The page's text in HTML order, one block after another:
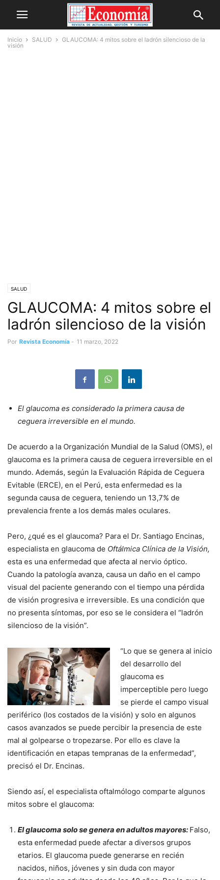
Inicio SALUD
GLAUCOMA: 4 mitos sobre el ladrón silencioso de la
visión
SALUD
GLAUCOMA: 4 mitos sobre el
ladrón silencioso de la visión
Por Revista Economía - 11 marzo, 2022
El glaucoma es considerado la primera causa de
ceguera irreversible en el mundo.
De acuerdo a la Organización Mundial de la Salud (OMS), el
glaucoma es la primera causa de ceguera irreversible en el
mundo. Además, según la Evaluación Rápida de Ceguera
Evitable (ERCE), en el Perú, esta enfermedad es la
segunda causa de ceguera, teniendo un 13,7% de
prevalencia frente a los demás males oculares.
Pero, ¿qué es el glaucoma? Para el Dr. Santiago Encinas,
especialista en glaucoma de Oftálmica Clínica de la Visión,
esta es una enfermedad que afecta al nervio óptico.
Cuando la patología avanza, causa un daño en el campo
visual del paciente generando con el tiempo una pérdida
de visión progresiva e irreversible. Es una condición que
no presenta síntomas, por eso se le considera el “ladrón
silencioso de la visión”.
“Lo que se genera al inicio
del desarrollo del
glaucoma es
imperceptible pero luego
se pierde el campo visual
periférico (los costados de la visión) y solo en algunos
casos avanzados se puede percibir la presencia de este
mal al golpearse o tropezarse. Por ello es clave la
identificación en etapas tempranas de la enfermedad”,
precisó el Dr. Encinas.
Siendo así, el especialista oftalmólogo comparte algunos
mitos sobre el glaucoma:
El glaucoma solo se genera en adultos mayores: Falso,
esta enfermedad puede afectar a diversos grupos
etarios. El glaucoma puede generarse en recién
nacidos, niños, jóvenes y sin duda con mayor